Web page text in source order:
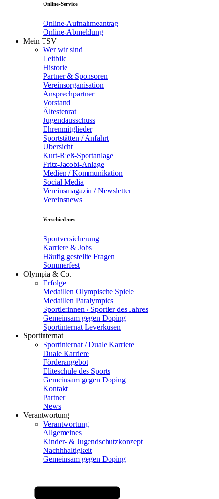
Online-Service
Online-Aufnahmeantrag
Online-Abmeldung
Mein TSV
Wer wir sind
Leitbild
Historie
Partner & Sponsoren
Vereinsorganisation
Ansprechpartner
Vorstand
Ältestenrat
Jugendausschuss
Ehrenmitglieder
Sportstätten / Anfahrt
Übersicht
Kurt-Rieß-Sportanlage
Fritz-Jacobi-Anlage
Medien / Kommunikation
Social Media
Vereinsmagazin / Newsletter
Vereinsnews
Verschiedenes
Sportversicherung
Karriere & Jobs
Häufig gestellte Fragen
Sommerfest
Olympia & Co.
Erfolge
Medaillen Olympische Spiele
Medaillen Paralympics
Sportlerinnen / Sportler des Jahres
Gemeinsam gegen Doping
Sportinternat Leverkusen
Sportinternat
Sportinternat / Duale Karriere
Duale Karriere
Förderangebot
Eliteschule des Sports
Gemeinsam gegen Doping
Kontakt
Partner
News
Verantwortung
Verantwortung
Allgemeines
Kinder- & Jugendschutzkonzept
Nachhhaltigkeit
Gemeinsam gegen Doping